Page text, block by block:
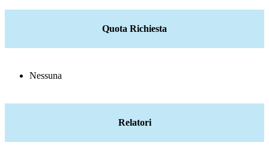
Quota Richiesta
Nessuna
Relatori